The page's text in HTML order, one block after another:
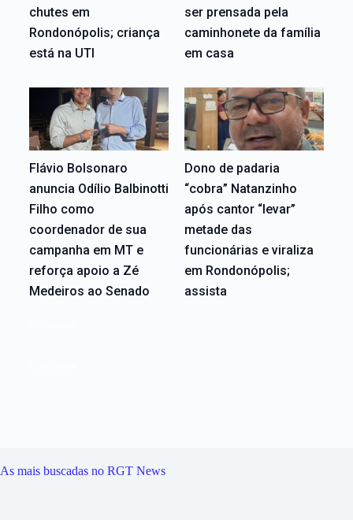
chutes em
Rondonópolis; criança
está na UTI
ser prensada pela
caminhonete da família
em casa
Flávio Bolsonaro
anuncia Odílio Balbinotti
Filho como
coordenador de sua
campanha em MT e
reforça apoio a Zé
Medeiros ao Senado
Dono de padaria
“cobra” Natanzinho
após cantor “levar”
metade das
funcionárias e viraliza
em Rondonópolis;
assista
As mais buscadas no RGT News